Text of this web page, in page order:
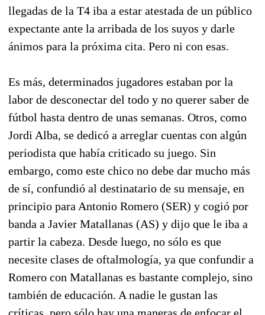
llegadas de la T4 iba a estar atestada de un público
expectante ante la arribada de los suyos y darle
ánimos para la próxima cita. Pero ni con esas.
Es más, determinados jugadores estaban por la
labor de desconectar del todo y no querer saber de
fútbol hasta dentro de unas semanas. Otros, como
Jordi Alba, se dedicó a arreglar cuentas con algún
periodista que había criticado su juego. Sin
embargo, como este chico no debe dar mucho más
de sí, confundió al destinatario de su mensaje, en
principio para Antonio Romero (SER) y cogió por
banda a Javier Matallanas (AS) y dijo que le iba a
partir la cabeza. Desde luego, no sólo es que
necesite clases de oftalmología, ya que confundir a
Romero con Matallanas es bastante complejo, sino
también de educación. A nadie le gustan las